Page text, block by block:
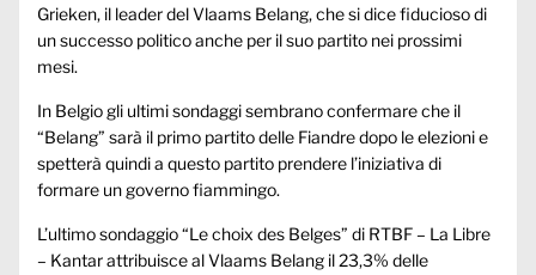
Grieken, il leader del Vlaams Belang, che si dice fiducioso di
un successo politico anche per il suo partito nei prossimi
mesi.
In Belgio gli ultimi sondaggi sembrano confermare che il
“Belang” sarà il primo partito delle Fiandre dopo le elezioni e
spetterà quindi a questo partito prendere l’iniziativa di
formare un governo fiammingo.
L’ultimo sondaggio “Le choix des Belges” di RTBF – La Libre
– Kantar attribuisce al Vlaams Belang il 23,3% delle